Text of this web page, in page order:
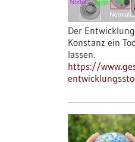
Der
Konstanz ein
lassen.
https://